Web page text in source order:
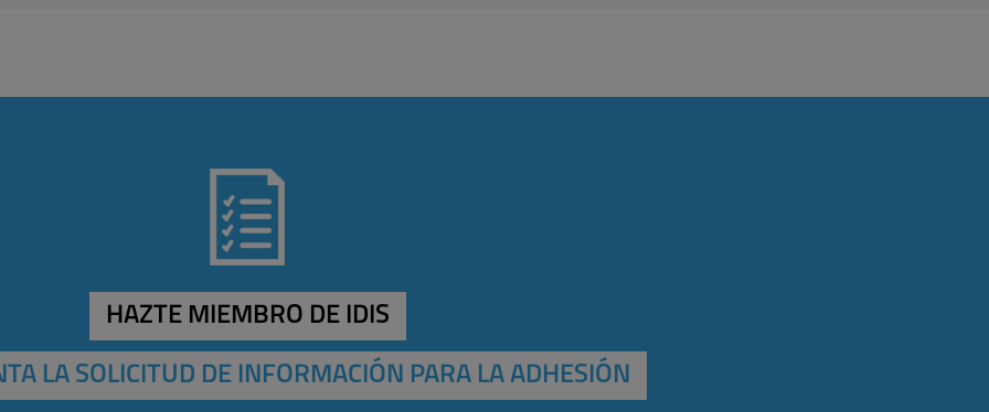
HAZTE MIEMBRO DE IDIS
LA SOLICITUD DE INFORMACIÓN PARA LA ADHESIÓN